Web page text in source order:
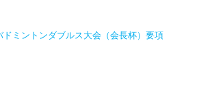
ミントンダブルス大会（会長杯）要項